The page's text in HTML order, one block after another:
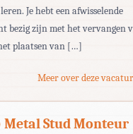
Je hebt een afwisselende
bezig zijn met het vervangen
plaatsen van […]
Meer over deze
Stud Monteur